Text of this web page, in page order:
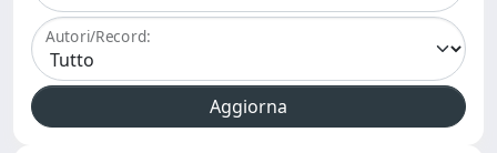
Autori/Record: